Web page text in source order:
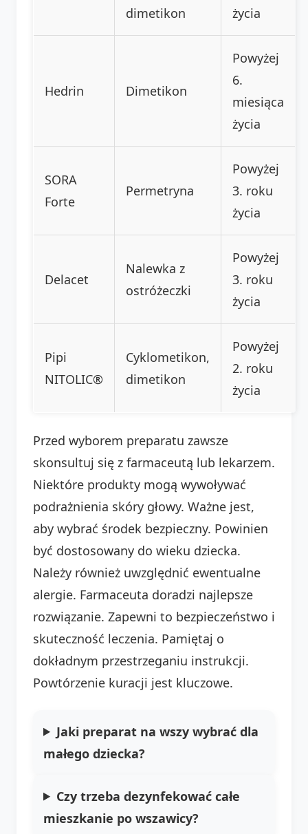
dimetikon
życia
Hedrin Dimetikon
Powyżej
6.
miesiąca
życia
SORA
Forte
Permetryna
Powyżej
3. roku
życia
Delacet
Nalewka z
ostróżeczki
Powyżej
3. roku
życia
Pipi
NITOLIC®
Cyklometikon,
dimetikon
Powyżej
2. roku
życia
Przed wyborem preparatu zawsze
skonsultuj się z farmaceutą lub lekarzem.
Niektóre produkty mogą wywoływać
podrażnienia skóry głowy. Ważne jest,
aby wybrać środek bezpieczny. Powinien
być dostosowany do wieku dziecka.
Należy również uwzględnić ewentualne
alergie. Farmaceuta doradzi najlepsze
rozwiązanie. Zapewni to bezpieczeństwo i
skuteczność leczenia. Pamiętaj o
dokładnym przestrzeganiu instrukcji.
Powtórzenie kuracji jest kluczowe.
Jaki preparat na wszy wybrać dla
małego dziecka?
Czy trzeba dezynfekować całe
mieszkanie po wszawicy?